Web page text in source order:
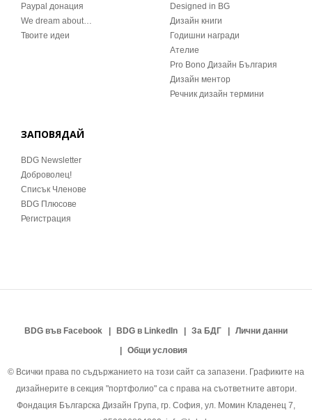
Paypal донация
We dream about…
Твоите идеи
Designed in BG
Дизайн книги
Годишни награди
Ателие
Pro Bono Дизайн България
Дизайн ментор
Речник дизайн термини
ЗАПОВЯДАЙ
BDG Newsletter
Доброволец!
Списък Членове
BDG Плюсове
Регистрация
BDG във Facebook BDG в LinkedIn За БДГ
Лични данни
Общи условия
© Всички права по съдържанието на този сайт са запазени. Графиките на
дизайнерите в секция "портфолио" са с права на съответните автори.
Фондация Българска Дизайн Група, гр. София, ул. Момин Кладенец 7,